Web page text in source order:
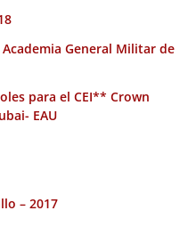
General Militar de
para el CEI** Crown
EAU
– 2017